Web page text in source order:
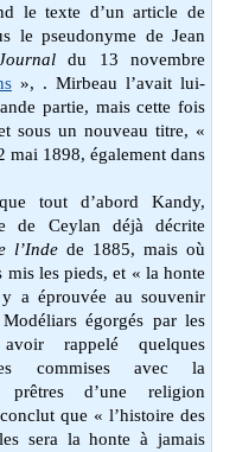
le texte d’un article de
le pseudonyme de Jean
du 13 novembre
», . Mirbeau l’avait lui-
partie, mais cette fois
sous un nouveau titre, «
1898, également dans
tout d’abord Kandy,
de Ceylan déjà décrite
l’Inde de 1885, mais où
mis les pieds, et « la honte
a éprouvée au souvenir
égorgés par les
rappelé quelques
commises avec la
prêtres d’une religion
que « l’histoire des
sera la honte à jamais